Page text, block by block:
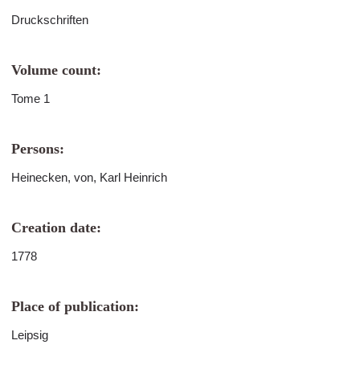
Druckschriften
Volume count:
Tome 1
Persons:
Heinecken, von, Karl Heinrich
Creation date:
1778
Place of publication:
Leipsig